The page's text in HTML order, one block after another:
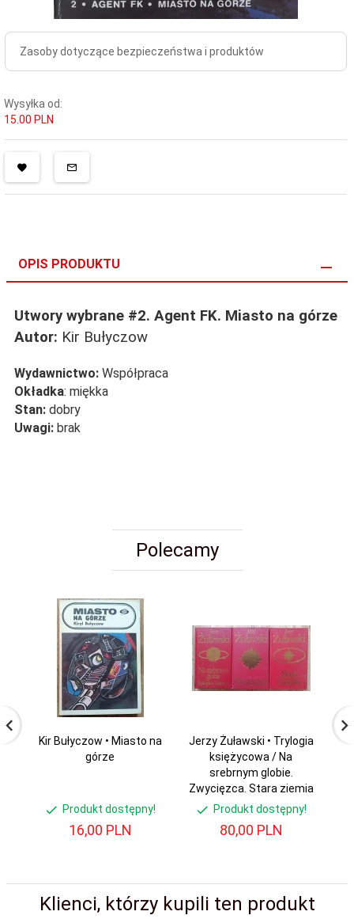
Zasoby dotyczące bezpieczeństwa i produktów
Wysyłka od:
15.00 PLN
OPIS PRODUKTU
Utwory wybrane #2. Agent FK. Miasto na górze
Autor: Kir Bułyczow
Wydawnictwo: Współpraca
Okładka: miękka
Stan: dobry
Uwagi: brak
Polecamy
Kir Bułyczow • Miasto na
górze
Produkt dostępny!
16,00 PLN
Jerzy Żuławski • Trylogia
księżycowa / Na
srebrnym globie.
Zwycięzca. Stara ziemia
Produkt dostępny!
80,00 PLN
Klienci, którzy kupili ten produkt